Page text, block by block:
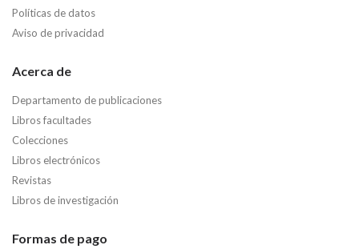
Políticas de datos
Aviso de privacidad
Acerca de
Departamento de publicaciones
Libros facultades
Colecciones
Libros electrónicos
Revistas
Libros de investigación
Formas de pago